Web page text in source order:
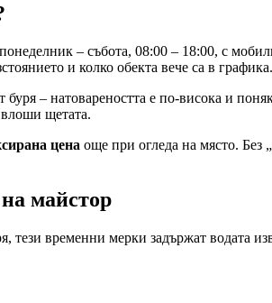
– събота, 08:00 – 18:00, с
и колко обекта вече са в графика.
буря – натовареността е по-висока и
влоши щетата.
цена още при огледа на място. Без
майстор
тези временни мерки задържат водата